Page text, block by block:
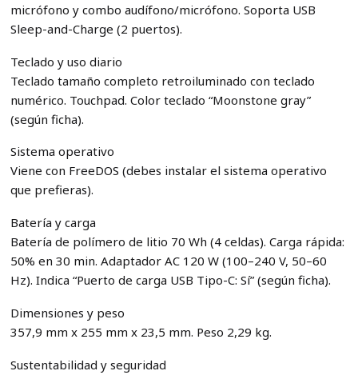
micrófono y combo audífono/micrófono. Soporta USB
Sleep-and-Charge (2 puertos).
Teclado y uso diario
Teclado tamaño completo retroiluminado con teclado
numérico. Touchpad. Color teclado “Moonstone gray”
(según ficha).
Sistema operativo
Viene con FreeDOS (debes instalar el sistema operativo
que prefieras).
Batería y carga
Batería de polímero de litio 70 Wh (4 celdas). Carga rápida:
50% en 30 min. Adaptador AC 120 W (100–240 V, 50–60
Hz). Indica “Puerto de carga USB Tipo-C: Sí” (según ficha).
Dimensiones y peso
357,9 mm x 255 mm x 23,5 mm. Peso 2,29 kg.
Sustentabilidad y seguridad